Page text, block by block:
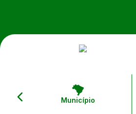
Município